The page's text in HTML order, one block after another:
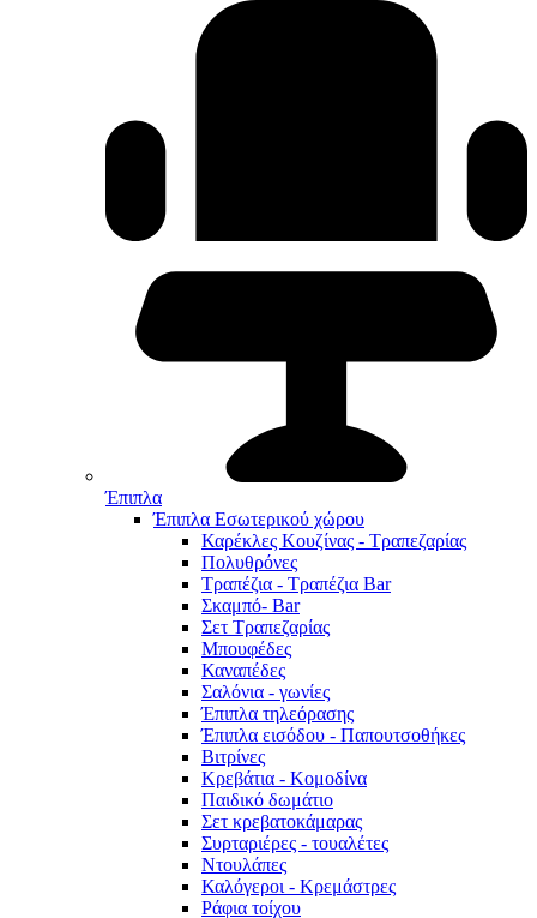
Έπιπλα
Έπιπλα Εσωτερικού χώρου
Καρέκλες Κουζίνας - Τραπεζαρίας
Πολυθρόνες
Τραπέζια - Τραπέζια Bar
Σκαμπό- Bar
Σετ Τραπεζαρίας
Μπουφέδες
Καναπέδες
Σαλόνια - γωνίες
Έπιπλα τηλεόρασης
Έπιπλα εισόδου - Παπουτσοθήκες
Βιτρίνες
Κρεβάτια - Κομοδίνα
Παιδικό δωμάτιο
Σετ κρεβατοκάμαρας
Συρταριέρες - τουαλέτες
Ντουλάπες
Καλόγεροι - Κρεμάστρες
Ράφια τοίχου